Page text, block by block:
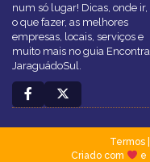
num só lugar! Dicas, onde ir,
o que fazer, as melhores
empresas, locais, serviços e
muito mais no guia Encontra
JaraguádoSul.
Termos|
Criado com
e